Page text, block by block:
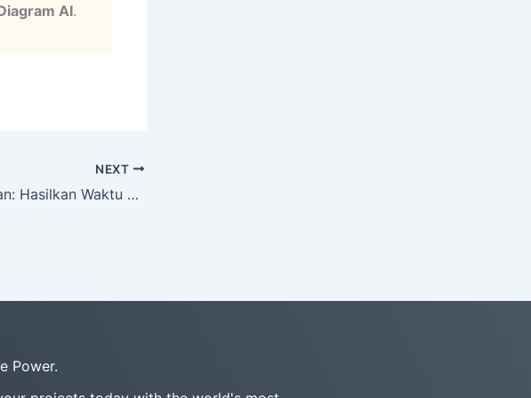
AI.
NEXT
Diagram Waktu Instan: Hasilkan Waktu Sistem Kompleks dengan AI
Power.